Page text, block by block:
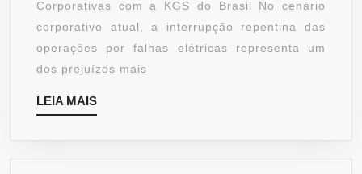
ENERGIA,
ENCONTRA
NA
Corporativas com a KGS do Brasil No cenário
corporativo atual, a interrupção repentina das
operações por falhas elétricas representa um
dos prejuízos mais
LEIA MAISLEIA
MAIS